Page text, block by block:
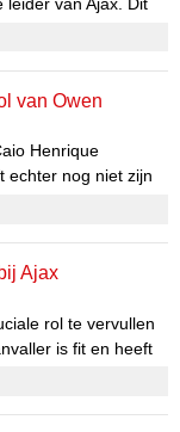
leider van Ajax. Dit
van Klaassen is
maar ook
nieuwe hoogtes
van Owen
Henrique
echter nog niet zijn
voorronde. De
zorgen voor
tot de huidige
Ajax
rol te vervullen
is fit en heeft
op een
fase in zijn